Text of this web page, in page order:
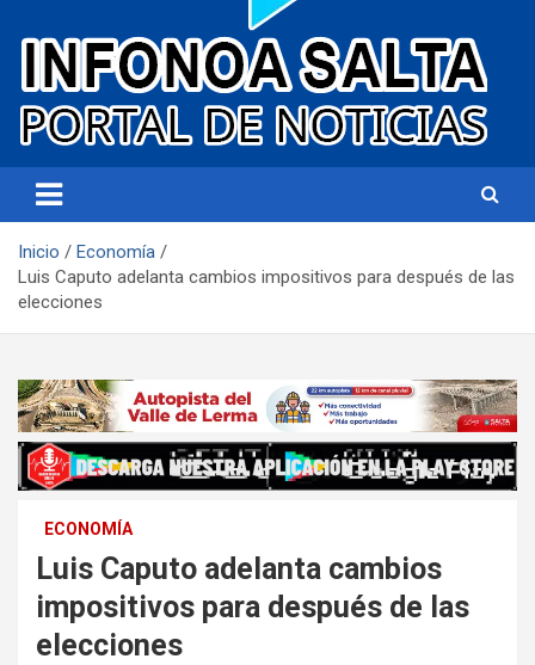
Infonoa Salta
Inicio
Economía
Luis Caputo adelanta cambios impositivos para después de las
elecciones
ECONOMÍA
Luis Caputo adelanta cambios
impositivos para después de las
elecciones